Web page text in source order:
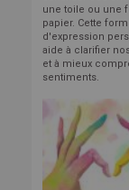
une toile ou une
papier. Cette
d'expression
aide à clarifier
et à mieux
sentiments.